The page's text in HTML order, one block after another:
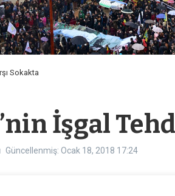
Sokakta
İşgal
Güncellenmiş: Ocak 18, 2018 17:24